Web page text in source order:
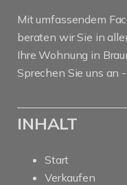
Mit umfassendem
beraten wir Sie in
Ihre Wohnung in
Sprechen Sie uns an
INHALT
Start
Verkaufen